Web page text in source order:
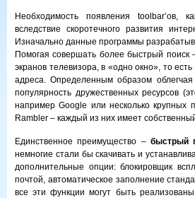
Необходимость появления toolbar’ов,
вследствие скоротечного развития
Изначально данные программы
Помогая совершать более быстрый поиск
экранов телевизора, в «одно окно», то
адреса. Определенным образом
популярность дружественных ресурсов
например Google или несколько крупных
Rambler – каждый из них имеет
Единственное преимущество – быстрый
немногие стали бы скачивать и
дополнительные опции: блокировщик
почтой, автоматическое заполнение
все эти функции могут быть